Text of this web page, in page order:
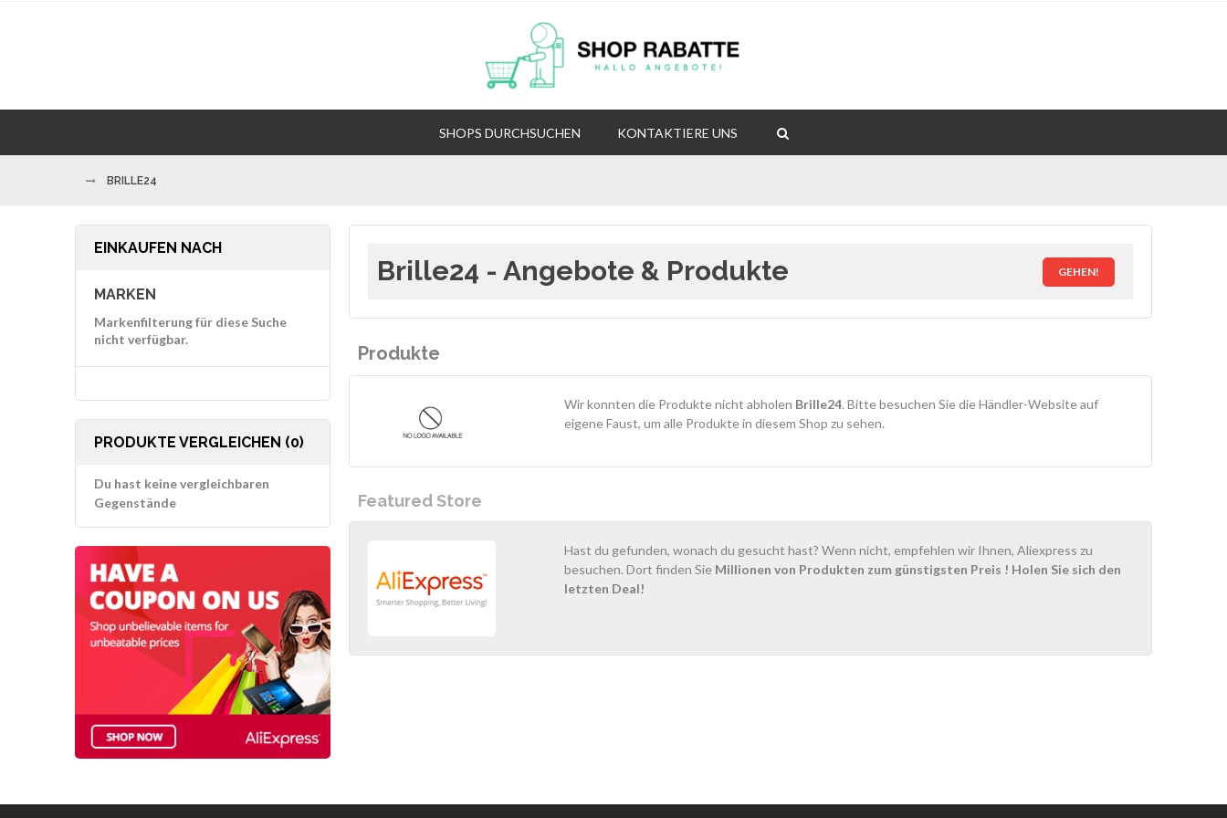
SHOPS DURCHSUCHEN KONTAKTIERE UNS
BRILLE24
Brille24 - Angebote & Produkte GEHEN!
Produkte
Wir konnten die Produkte nicht abholen Brille24. Bitte besuchen Sie die Händler-Website auf
eigene Faust, um alle Produkte in diesem Shop zu sehen.
Featured Store
Hast du gefunden, wonach du gesucht hast? Wenn nicht, empfehlen wir Ihnen, Aliexpress zu
besuchen. Dort finden Sie Millionen von Produkten zum günstigsten Preis ! Holen Sie sich den
letzten Deal!
EINKAUFEN NACH
MARKEN
Markenfilterung für diese Suche
nicht verfügbar.
PRODUKTE VERGLEICHEN (0)
Du hast keine vergleichbaren
Gegenstände